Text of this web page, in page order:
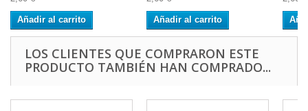
Añadir al carrito Añadir al carrito
LOS CLIENTES QUE COMPRARON ESTE
PRODUCTO TAMBIÉN HAN COMPRADO...